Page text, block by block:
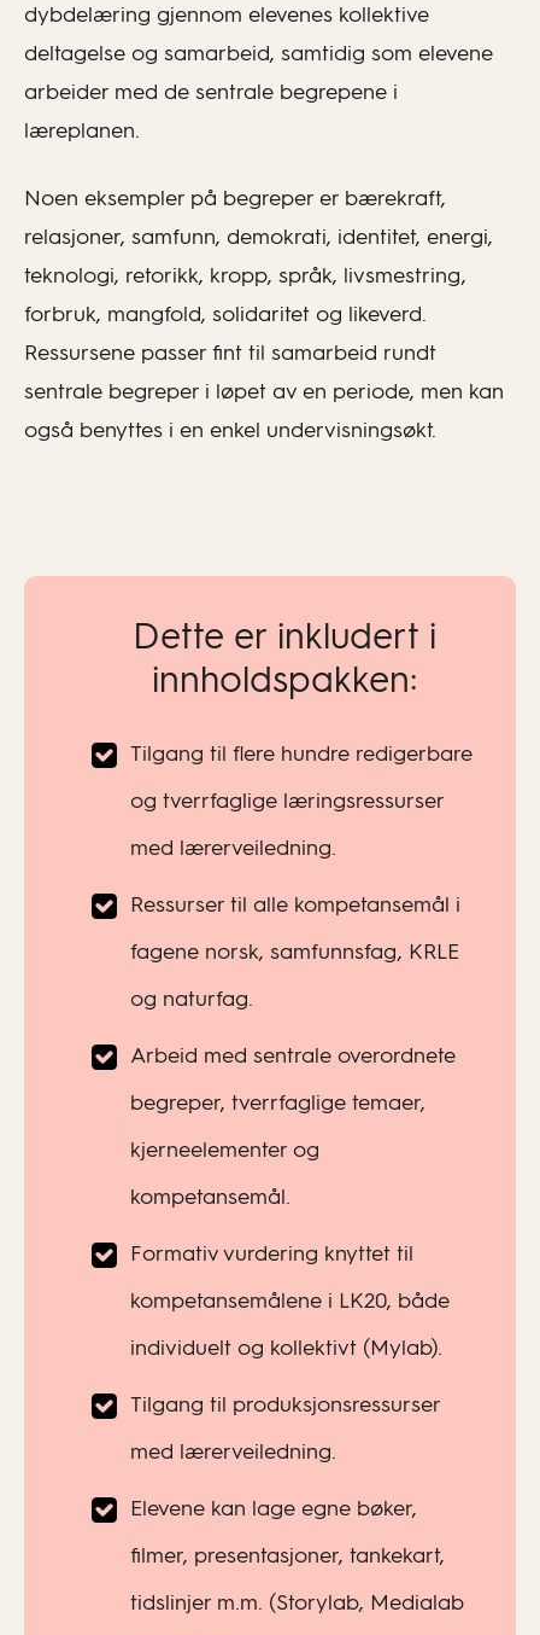
dybdelæring gjennom elevenes kollektive
deltagelse og samarbeid, samtidig som elevene
arbeider med de sentrale begrepene i
læreplanen.
Noen eksempler på begreper er bærekraft,
relasjoner, samfunn, demokrati, identitet, energi,
teknologi, retorikk, kropp, språk, livsmestring,
forbruk, mangfold, solidaritet og likeverd.
Ressursene passer fint til samarbeid rundt
sentrale begreper i løpet av en periode, men kan
også benyttes i en enkel undervisningsøkt.
Dette er inkludert i
innholdspakken:
Tilgang til flere hundre redigerbare
og tverrfaglige læringsressurser
med lærerveiledning.
Ressurser til alle kompetansemål i
fagene norsk, samfunnsfag, KRLE
og naturfag.
Arbeid med sentrale overordnete
begreper, tverrfaglige temaer,
kjerneelementer og
kompetansemål.
Formativ vurdering knyttet til
kompetansemålene i LK20, både
individuelt og kollektivt (Mylab).
Tilgang til produksjonsressurser
med lærerveiledning.
Elevene kan lage egne bøker,
filmer, presentasjoner, tankekart,
tidslinjer m.m. (Storylab, Medialab